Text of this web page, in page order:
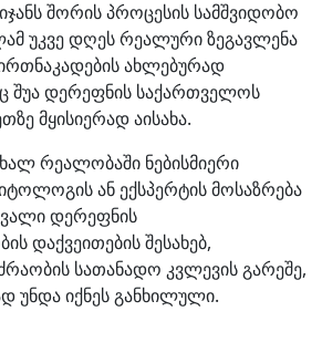
შორის პროცესის სამშვიდობო
უკვე დღეს რეალური ზეგავლენა
ახლებურად
შუა დერეფნის საქართველოს
მყისიერად აისახა.
რეალობაში ნებისმიერი
ან ექსპერტის მოსაზრება
დერეფნის
დაქვეითების შესახებ,
სათანადო კვლევის გარეშე,
უნდა იქნეს განხილული.